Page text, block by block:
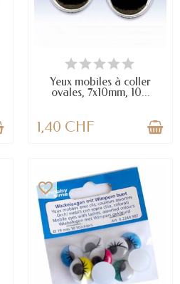
EN STOCK
Yeux mobiles à coller
ovales, 7x10mm, 10...
1,40 CHF
favorite_border